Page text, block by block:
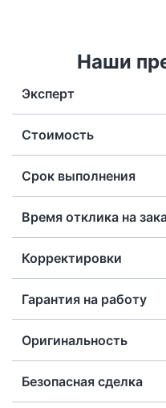
Наши
Эксперт
Стоимость
Срок выполнения
Время отклика на
Корректировки
Гарантия на работу
Оригинальность
Безопасная сделка